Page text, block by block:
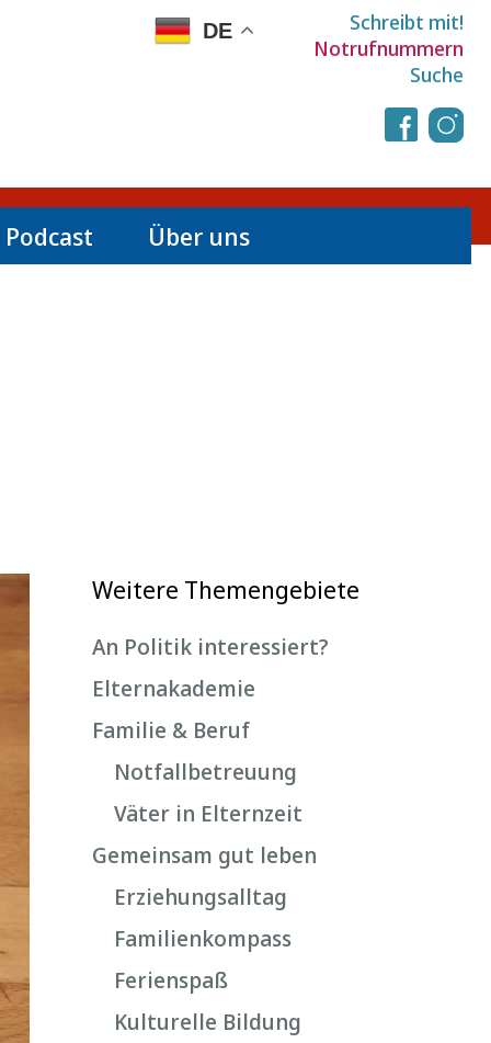
DE
Schreibt mit!
Notrufnummern
Suche
Über uns
Weitere Themengebiete
An Politik interessiert?
Elternakademie
Familie & Beruf
Notfallbetreuung
Väter in Elternzeit
Gemeinsam gut leben
Erziehungsalltag
Familienkompass
Ferienspaß
Kulturelle Bildung